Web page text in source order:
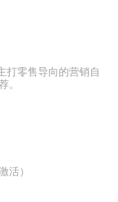
打零售导向的营销自
。
活）